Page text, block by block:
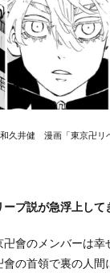
久井健 漫画「東京卍リ
プ説が急浮上して
卍會のメンバーは幸
の首領で裏の人間